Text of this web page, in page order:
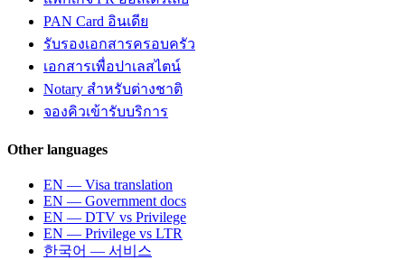
PAN Card อินเดีย
รับรองเอกสารครอบครัว
เอกสารเพื่อปาเลสไตน์
Notary สำหรับต่างชาติ
จองคิวเข้ารับบริการ
Other languages
EN — Visa translation
EN — Government docs
EN — DTV vs Privilege
EN — Privilege vs LTR
한국어 — 서비스